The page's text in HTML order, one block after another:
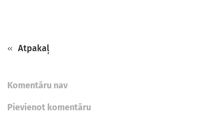
Atpakaļ
Komentāru nav
Pievienot komentāru